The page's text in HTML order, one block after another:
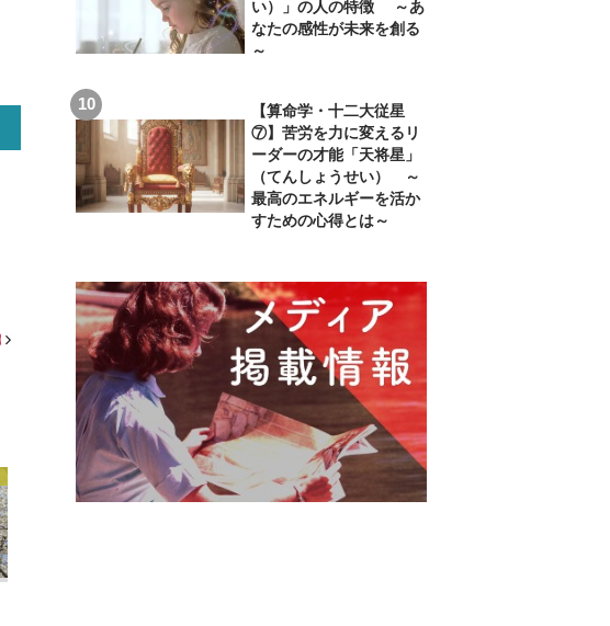
い）」の人の特徴 ～あ
なたの感性が未来を創る
～
【算命学・十二大従星
⑦】苦労を力に変えるリ
ーダーの才能「天将星」
（てんしょうせい） ～
最高のエネルギーを活か
すための心得とは～